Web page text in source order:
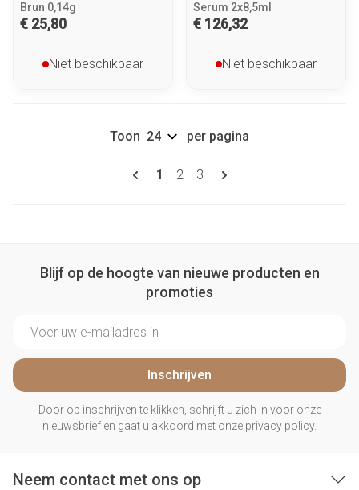
Brun 0,14g
€ 25,80
Niet beschikbaar
Serum 2x8,5ml
€ 126,32
Niet beschikbaar
Pagina's
U lees momenteel pagina
1 Pagina
2 Pagina
3
Toon per pagina
Blijf op de hoogte van nieuwe producten en
promoties
Inschrijven
Door op inschrijven te klikken, schrijft u zich in voor onze
nieuwsbrief en gaat u akkoord met onze privacy policy.
Neem contact met ons op